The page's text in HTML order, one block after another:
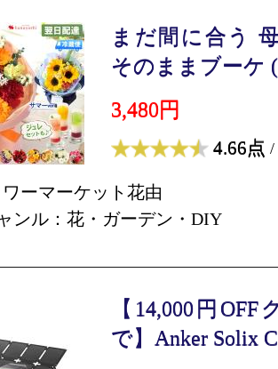
まだ間に合う
そのままブーケ
3,480円
4.66点 /
ーマーケット花由
ンル：花・ガーデン・DIY
【14,000円
で】Anker Solix